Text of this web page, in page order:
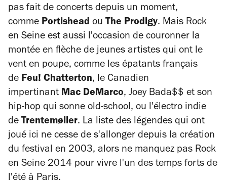
pas fait de concerts depuis un moment,
comme Portishead ou The Prodigy. Mais Rock
en Seine est aussi l'occasion de couronner la
montée en flèche de jeunes artistes qui ont le
vent en poupe, comme les épatants français
de Feu! Chatterton, le Canadien
impertinant Mac DeMarco, Joey Bada$$ et son
hip-hop qui sonne old-school, ou l'électro indie
de Trentemøller. La liste des légendes qui ont
joué ici ne cesse de s'allonger depuis la création
du festival en 2003, alors ne manquez pas Rock
en Seine 2014 pour vivre l'un des temps forts de
l'été à Paris.